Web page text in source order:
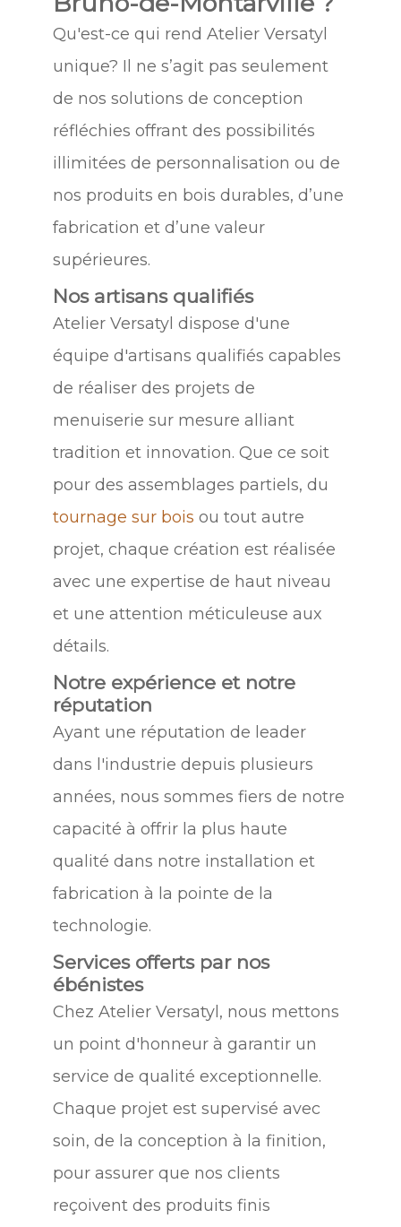
Qu'est-ce qui rend Atelier Versatyl
unique? Il ne s’agit pas seulement
de nos solutions de conception
réfléchies offrant des possibilités
illimitées de personnalisation ou de
nos produits en bois durables, d’une
fabrication et d’une valeur
supérieures.
Nos artisans qualifiés
Atelier Versatyl dispose d'une
équipe d'artisans qualifiés capables
de réaliser des projets de
menuiserie sur mesure alliant
tradition et innovation. Que ce soit
pour des assemblages partiels, du
tournage sur bois ou tout autre
projet, chaque création est réalisée
avec une expertise de haut niveau
et une attention méticuleuse aux
détails.
Notre expérience et notre
réputation
Ayant une réputation de leader
dans l'industrie depuis plusieurs
années, nous sommes fiers de notre
capacité à offrir la plus haute
qualité dans notre installation et
fabrication à la pointe de la
technologie.
Services offerts par nos
ébénistes
Chez Atelier Versatyl, nous mettons
un point d'honneur à garantir un
service de qualité exceptionnelle.
Chaque projet est supervisé avec
soin, de la conception à la finition,
pour assurer que nos clients
reçoivent des produits finis